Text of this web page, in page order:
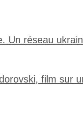
Un réseau
film sur